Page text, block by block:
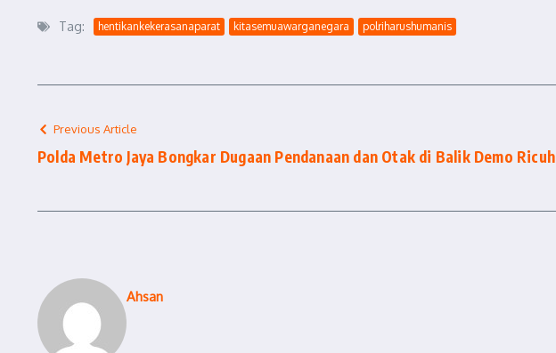
Tag: hentikankekerasanaparat kitasemuawarganegara polriharushumanis
Previous Article
Polda Metro Jaya Bongkar Dugaan Pendanaan dan Otak di Balik Demo Ricuh
Ahsan